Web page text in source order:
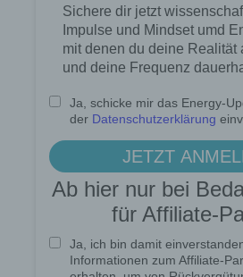
Informationen ziehen wird
die betroffene Person. Diese
vielmehr benötigt, um (1) die
Internetseite korrekt
unserer Internetseite sowie die
zu optimieren, (3) die dauerhafte
Funktionsfähigkeit unserer
Technik unserer Internetseite zu
sowie (4) um
eines Cyberangriffes die zur
notwendigen Informationen
anonym erhobenen Daten und
werden durch uns daher
ferner mit dem Ziel